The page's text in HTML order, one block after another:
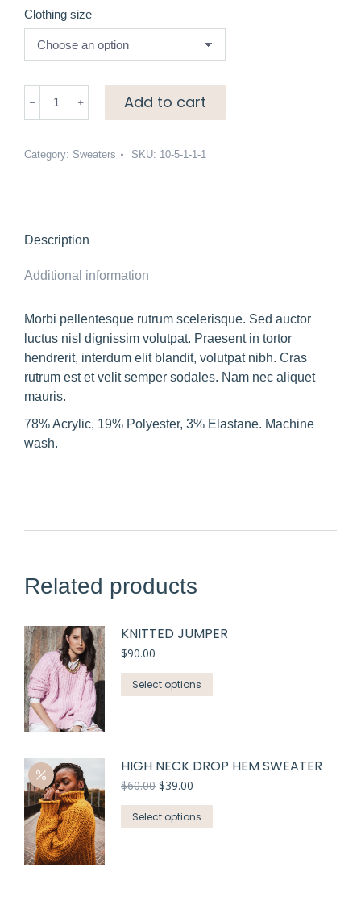
Clothing size
sweater
Add to cart
Category: Sweaters SKU: 10-5-1-1-1
Description
Additional information
Morbi pellentesque rutrum scelerisque. Sed auctor
luctus nisl dignissim volutpat. Praesent in tortor
hendrerit, interdum elit blandit, volutpat nibh. Cras
rutrum est et velit semper sodales. Nam nec aliquet
mauris.
78% Acrylic, 19% Polyester, 3% Elastane. Machine
wash.
Related products
KNITTED JUMPER
$90.00
Select options
HIGH NECK DROP HEM SWEATER
$60.00 $39.00
Select options